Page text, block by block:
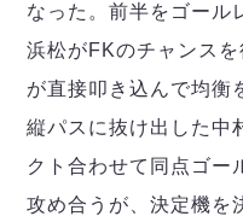
なった。前半をゴール
浜松がFKのチャンス
が直接叩き込んで均衡
縦パスに抜け出した中
クト合わせて同点ゴー
攻め合うが、決定機を